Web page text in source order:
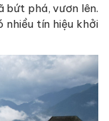
bứt phá, vươn lên.
nhiều tín hiệu khởi